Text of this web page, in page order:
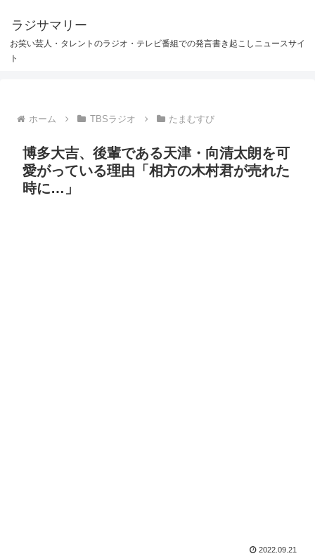
ラジサマリー
お笑い芸人・タレントのラジオ・テレビ番組での発言書き起こしニュースサイ
ト
ホーム TBSラジオ たまむすび
博多大吉、後輩である天津・向清太朗を可
愛がっている理由「相方の木村君が売れた
時に…」
2022.09.21